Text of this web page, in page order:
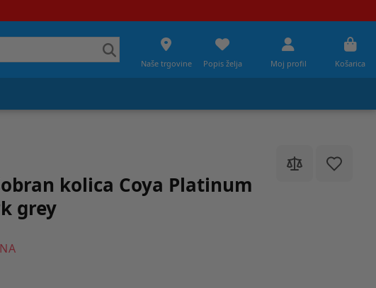
Naše trgovine Popis želja Moj profil Košarica
kolica Coya Platinum
grey